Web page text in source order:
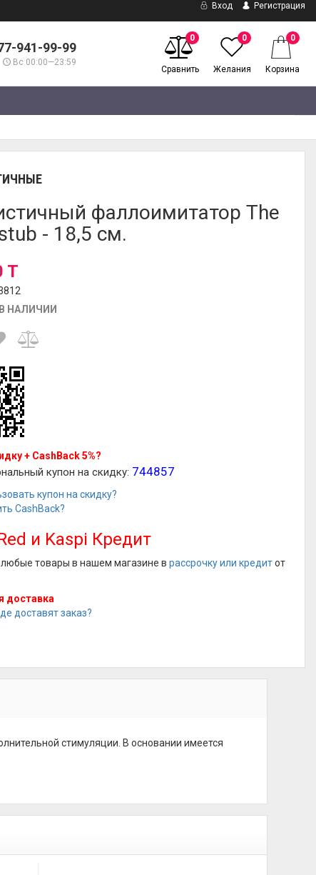
Вход Регистрация
941-99-99
Вс 00:00—23:59
0
Сравнить
0
Желания
0
Корзина
фаллоимитатор The
- 18,5 см.
T
НАЛИЧИИ
+ CashBack 5%?
купон на скидку: 744857
купон на скидку?
CashBack?
и Kaspi Кредит
любые товары в нашем магазине врассрочку или кредитот
доставка
доставят заказ?
стимуляции. В основании имеется